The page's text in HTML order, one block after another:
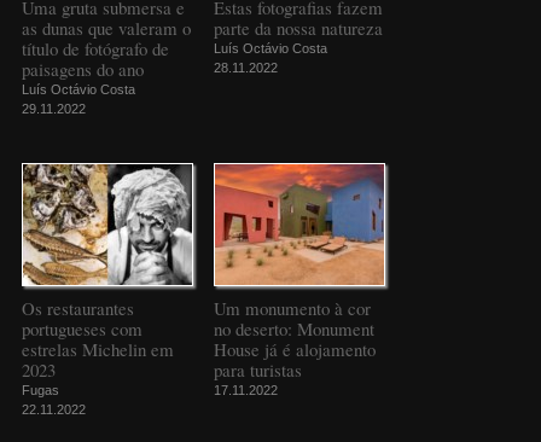
Uma gruta submersa e
as dunas que valeram o
título de fotógrafo de
paisagens do ano
Luís Octávio Costa
29.11.2022
Estas fotografias fazem
parte da nossa natureza
Luís Octávio Costa
28.11.2022
Os restaurantes
portugueses com
estrelas Michelin em
2023
Fugas
22.11.2022
Um monumento à cor
no deserto: Monument
House já é alojamento
para turistas
17.11.2022